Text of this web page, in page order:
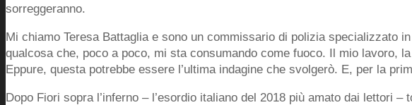
sorreggeranno.
Mi chiamo Teresa Battaglia e sono un commissario di polizia specializzato
qualcosa che, poco a poco, mi sta consumando come fuoco. Il mio lavoro,
Eppure, questa potrebbe essere l’ultima indagine che svolgerò. E, per la
Dopo Fiori sopra l’inferno – l’esordio italiano del 2018 più amato dai lettori